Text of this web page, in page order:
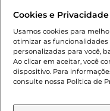
cliente. Os preços,
o e-commerce e
sofrer alterações sem
de bebidas alcoólicas
Lei n.º 8069/90, art.
Adolescente). Preços e
aviso prévio. O valor
Cookies e Privacidade
Usamos cookies para
otimizar as
personalizadas para você,
Ao clicar em aceitar, você
dispositivo. Para
consulte nossa Política de